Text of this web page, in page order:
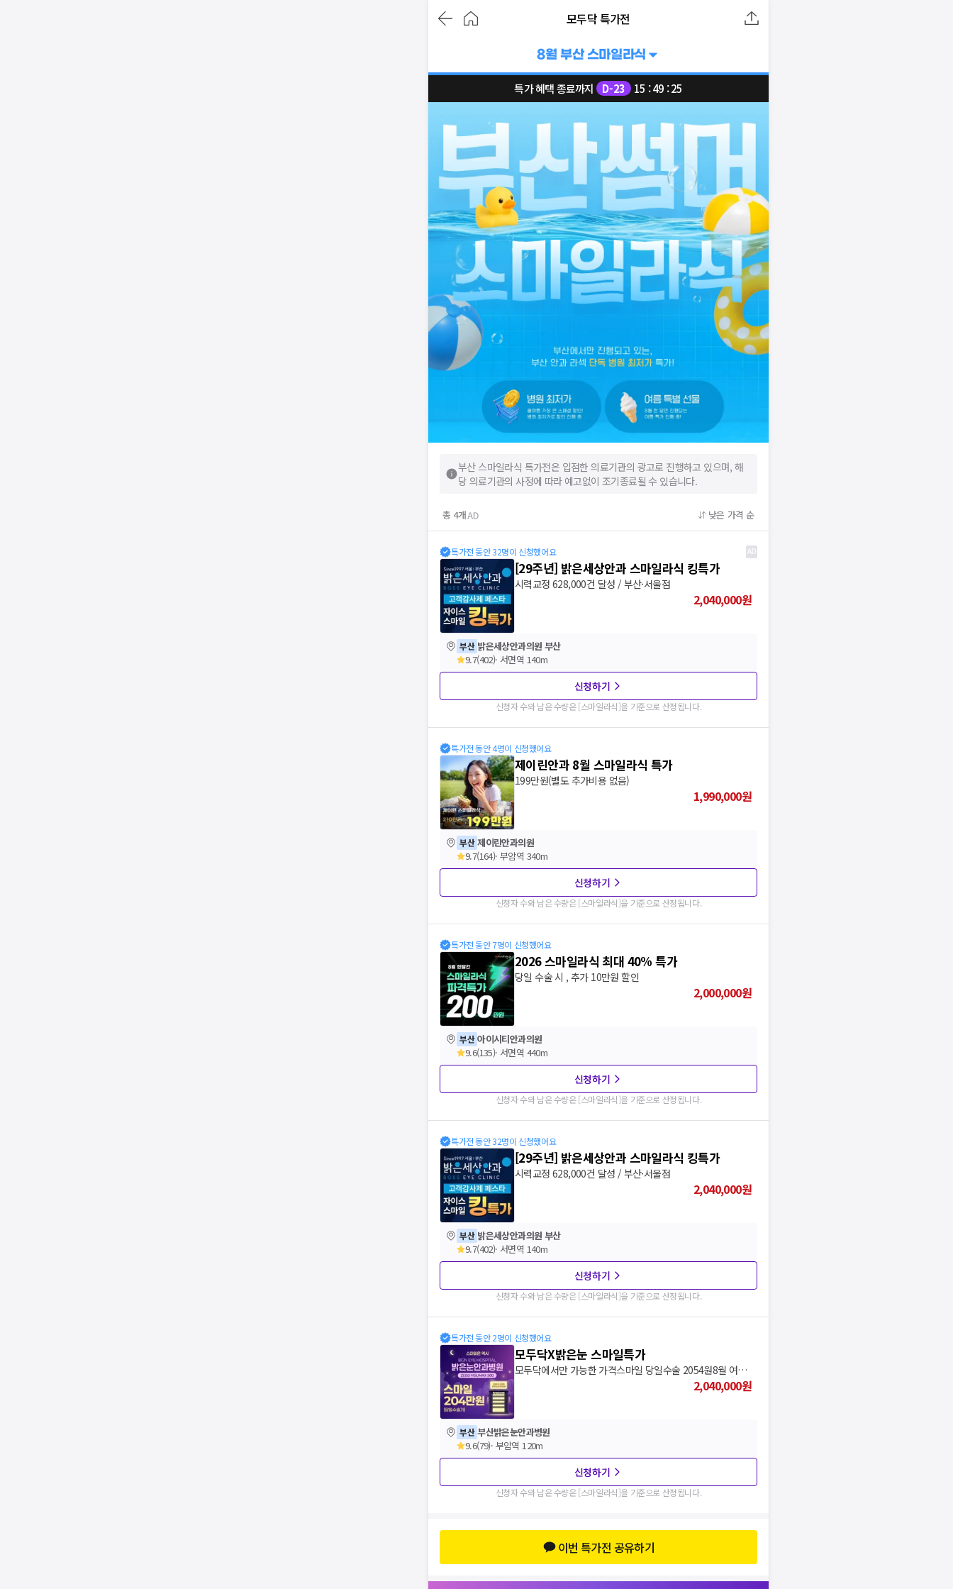
모두닥 특가전
8월 부산 스마일라식
특가 혜택 종료까지 D-23 15 : 49 : 24
부산 스마일라식 특가전은 입점한 의료기관의 광고로 진행하고 있으며, 해
당 의료기관의 사정에 따라 예고없이 조기종료될 수 있습니다.
총 4개 낮은 가격 순
특가전 동안 32명이 신청했어요
[29주년] 밝은세상안과 스마일라식 킹특가
시력교정 628,000건 달성 / 부산·서울점
2,040,000원
부산 밝은세상안과의원 부산
9.7(402)· 서면역 140m
신청하기
신청자 수와 남은 수량은 [스마일라식]을 기준으로 산정됩니다.
특가전 동안 4명이 신청했어요
제이린안과 8월 스마일라식 특가
199만원(별도 추가비용 없음)
1,990,000원
부산 제이린안과의원
9.7(164)·부암역 340m
신청하기
신청자 수와 남은 수량은 [스마일라식]을 기준으로 산정됩니다.
특가전 동안 7명이 신청했어요
2026 스마일라식 최대 40% 특가
당일 수술 시 , 추가 10만원 할인
2,000,000원
부산 아이시티안과의원
9.6(135)· 서면역 440m
신청하기
신청자 수와 남은 수량은 [스마일라식]을 기준으로 산정됩니다.
특가전 동안 32명이 신청했어요
[29주년] 밝은세상안과 스마일라식 킹특가
시력교정 628,000건 달성 / 부산·서울점
2,040,000원
부산 밝은세상안과의원 부산
9.7(402)· 서면역 140m
신청하기
신청자 수와 남은 수량은 [스마일라식]을 기준으로 산정됩니다.
특가전 동안 2명이 신청했어요
모두닥X밝은눈 스마일특가
모두닥에서만 가능한 가격스마일 당일수술 2054원8월 여름, 안경렌즈없이 스마일
2,040,000원
부산 부산밝은눈안과병원
9.6(79)· 부암역 120m
신청하기
신청자 수와 남은 수량은 [스마일라식]을 기준으로 산정됩니다.
이번 특가전 공유하기